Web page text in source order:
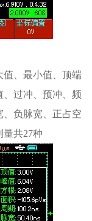
值、最小值、顶端
过冲、预冲、频
负脉宽、正占空
量共27种